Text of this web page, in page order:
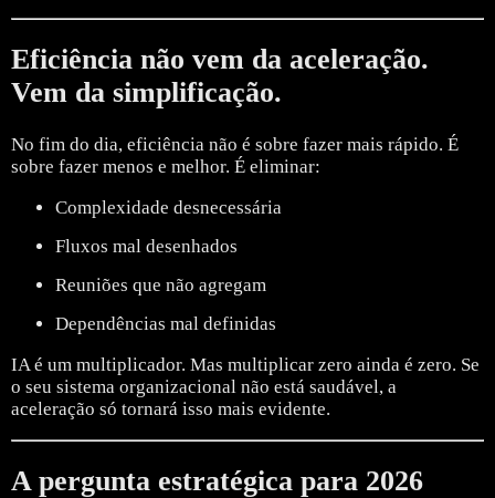
Eficiência não vem da aceleração.
Vem da simplificação.
No fim do dia, eficiência não é sobre fazer mais rápido. É
sobre fazer menos e melhor. É eliminar:
Complexidade desnecessária
Fluxos mal desenhados
Reuniões que não agregam
Dependências mal definidas
IA é um multiplicador. Mas multiplicar zero ainda é zero. Se
o seu sistema organizacional não está saudável, a
aceleração só tornará isso mais evidente.
A pergunta estratégica para 2026